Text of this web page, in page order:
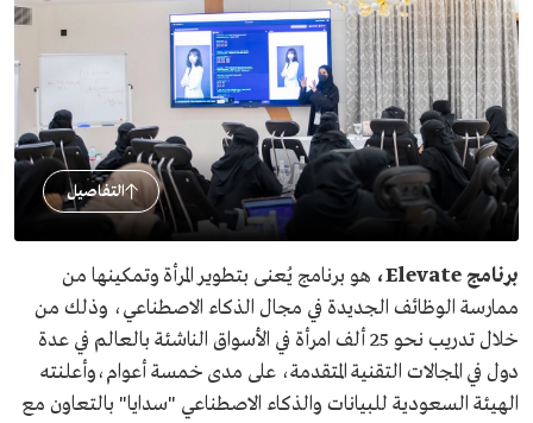
التفاصيل
برنامج Elevate،
هو برنامج يُعنى بتطوير المرأة وتمكينها من
ممارسة الوظائف الجديدة في مجال الذكاء الاصطناعي، وذلك من
خلال تدريب نحو 25 ألف امرأة في الأسواق الناشئة بالعالم في عدة
دول في المجالات التقنية المتقدمة، على مدى خمسة أعوام،وأعلنته
الهيئة السعودية للبيانات والذكاء الاصطناعي "سدايا" بالتعاون مع